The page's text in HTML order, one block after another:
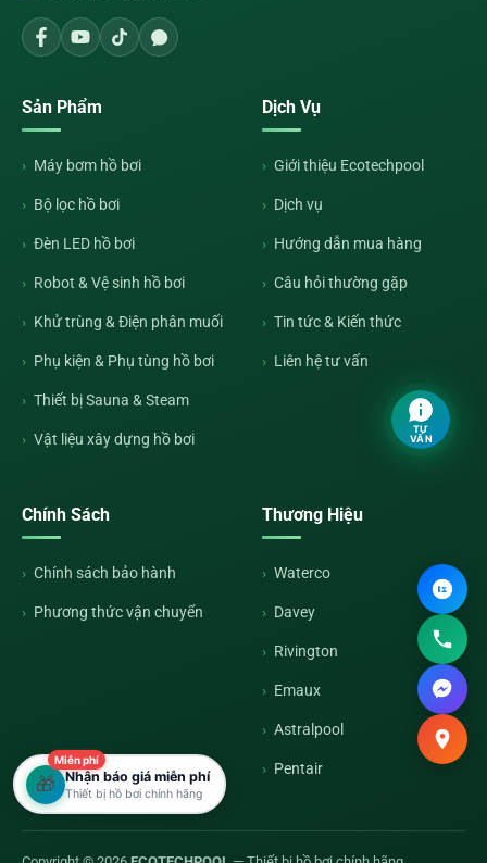
Sản Phẩm
Máy bơm hồ bơi
Bộ lọc hồ bơi
Đèn LED hồ bơi
Robot & Vệ sinh hồ bơi
Khử trùng & Điện phân muối
Phụ kiện & Phụ tùng hồ bơi
Thiết bị Sauna & Steam
Vật liệu xây dựng hồ bơi
Dịch Vụ
Giới thiệu Ecotechpool
Dịch vụ
Hướng dẫn mua hàng
Câu hỏi thường gặp
Tin tức & Kiến thức
Liên hệ tư vấn
Chính Sách
Chính sách bảo hành
Phương thức vận chuyển
Thương Hiệu
Waterco
Davey
Rivington
Emaux
Astralpool
Pentair
TƯ
VẤN
Miễn phí
🎁 Nhận báo giá miễn phí
Thiết bị hồ bơi chính hãng